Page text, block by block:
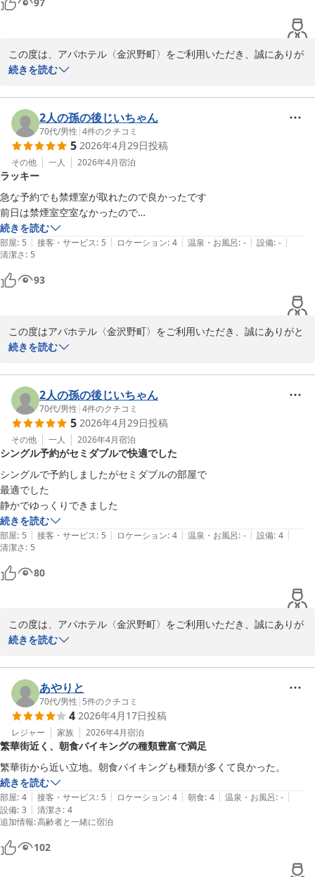
お客様のまたのご利用を、スタッフ一同心よりお待ち申し上げてお
フロント　北野
2026-05-01
この度は、アパホテル〈金沢野町〉をご利用いただき、誠にありが
とうございます。
謝申し上げます。
朝食のスタイルにつきまして、「バイキングだったら良かった」と
の貴重なご意見をありがとうございます。
当館の朝食は、ご宿泊のお客様の人数や予約状況に合わせて、バイ
キング形式、またはお一人様ずつのセットメニュー形式にてご提供
させていただいております。バイキングを楽しみにされていた中、
ご期待に沿えない形となりましたこと、私共も大変心苦しく存じま
す。
今後は、より明確な情報提供や、セットメニュー時でもご満足いた
だけるボリューム・内容の充実に努めてまいる所存です。お客様の
またのご来館を、スタッフ一同心よりお待ち申し上げております。
フロント片桐
アパホテル〈金沢野町〉
2026-04-29
続きを読む
2人の孫の後じいちゃん
70代/男性 |4件のクチコミ
5 2026年4月29日投稿
その他 一人 2026年4月宿泊
ラッキー
急な予約でも禁煙室が取れたので良かったです
前日は禁煙室空室なかったので…
続きを読む
部屋: 5 | 接客・サービス: 5 | ロケーション: 4 | 温泉・お風呂: - | 設備: - |
清潔さ: 5
93
この度はアパホテル〈金沢野町〉をご利用いただき、誠にありがと
うございます。
おかけいたしました。当日にタイミングよくお部屋を無事にご用意
でき、私共も心から嬉しく存じます。禁煙室での滞在が、お客様の
旅の疲れを癒やす一助となりましたならば幸いです。
この度は貴重なご意見をお寄せいただき
ありがとうございます。お客様に再度お目にかかれる日を心よりお
待ちしております。
フロント　片桐
アパホテル〈金沢野町〉
2026-04-29
続きを読む
2人の孫の後じいちゃん
70代/男性 |4件のクチコミ
5 2026年4月29日投稿
その他 一人 2026年4月宿泊
シングル予約がセミダブルで快適でした
シングルで予約しましたがセミダブルの部屋で
最適でした
静かでゆっくりできました
続きを読む
部屋: 5 | 接客・サービス: 5 | ロケーション: 4 | 温泉・お風呂: - | 設備: 4 |
清潔さ: 5
80
この度は、アパホテル〈金沢野町〉をご利用いただき、誠にありが
とうございます。
ご予約のシングルルームから、当日の状況によりお部屋をアップグ
レードしてご案内させていただきましたが、ごゆっくりお過ごしい
ただけた様子を伺い、大変嬉しく存じます。
これからも快適な滞在を提供できるよう、細やかなサービスを追求
してまいります。
お近くへお越しの際は、ぜひまた当ホテルをご指名いただけますと
幸いです。
この度は貴重なご意見ありがとうございます。
フロント　片桐
アパホテル〈金沢野町〉
続きを読む
あやりと
70代/男性 | 5件のクチコミ
4 2026年4月17日投稿
レジャー 家族 2026年4月宿泊
繁華街近く、朝食バイキングの種類豊富で満足
繁華街から近い立地。朝食バイキングも種類が多くて良かった。
続きを読む
部屋: 4 | 接客・サービス: 5 | ロケーション: 4 | 朝食: 4 | 温泉・お風呂: - |
設備: 3 | 清潔さ: 4
追加情報:高齢者と一緒に宿泊
102